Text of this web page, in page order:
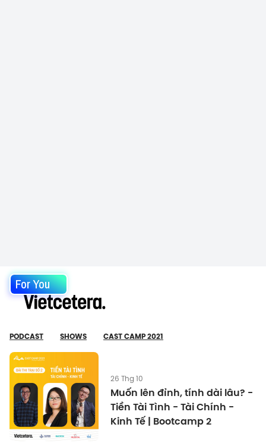
For You
PODCAST SHOWS CAST CAMP 2021
26 Thg 10
Muốn lên đỉnh, tính dài lâu? -
Tiền Tài Tình - Tài Chính -
Kinh Tế | Bootcamp 2